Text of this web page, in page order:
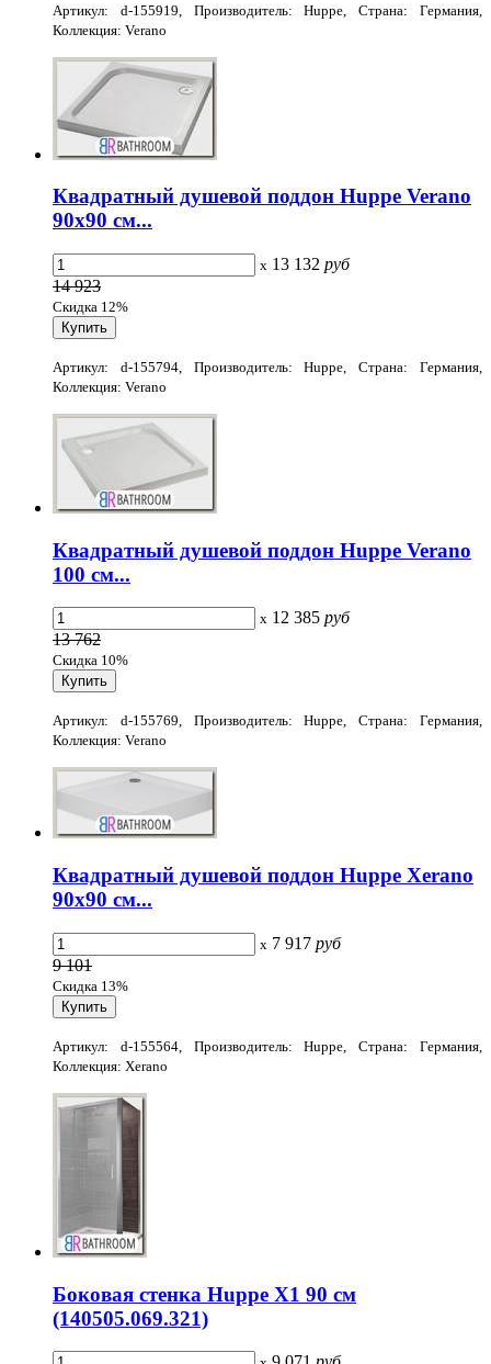
Артикул: d-155919, Производитель: Huppe, Страна: Германия,
Коллекция: Verano
Квадратный душевой поддон Huppe Verano
90x90 см...
x 13 132 руб
14 923
Скидка 12%
Артикул: d-155794, Производитель: Huppe, Страна: Германия,
Коллекция: Verano
Квадратный душевой поддон Huppe Verano
100 см...
x 12 385 руб
13 762
Скидка 10%
Артикул: d-155769, Производитель: Huppe, Страна: Германия,
Коллекция: Verano
Квадратный душевой поддон Huppe Xerano
90x90 см...
x 7 917 руб
9 101
Скидка 13%
Артикул: d-155564, Производитель: Huppe, Страна: Германия,
Коллекция: Xerano
Боковая стенка Huppe X1 90 см
(140505.069.321)